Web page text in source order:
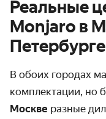
Реальные
Monjaro в
Петербурге
В обоих городах
комплектации, но
Москве разные